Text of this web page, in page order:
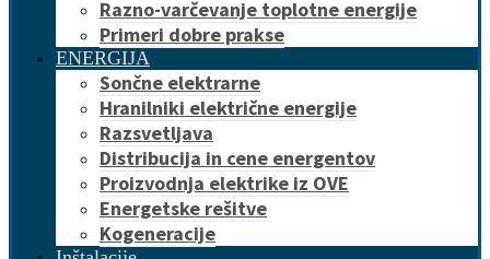
Razno-varčevanje toplotne energije
Primeri dobre prakse
ENERGIJA
Sončne elektrarne
Hranilniki električne energije
Razsvetljava
Distribucija in cene energentov
Proizvodnja elektrike iz OVE
Energetske rešitve
Kogeneracije